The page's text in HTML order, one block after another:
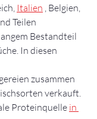
Italien , Belgien,
Teilen
Bestandteil
In diesen
zusammen
verkauft.
Proteinquelle in